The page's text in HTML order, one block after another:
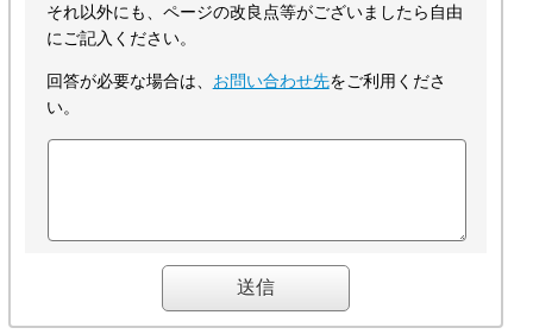
それ以外にも、ページの改良点等がございましたら自由
にご記入ください。
回答が必要な場合は、 お問い合わせ先をご利用くださ
い。